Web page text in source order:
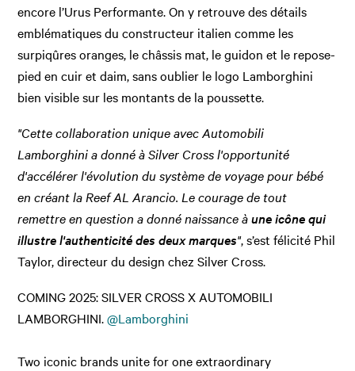
encore l’Urus Performante. On y retrouve des détails
emblématiques du constructeur italien comme les
surpiqûres oranges, le châssis mat, le guidon et le repose-
pied en cuir et daim, sans oublier le logo Lamborghini
bien visible sur les montants de la poussette.
"Cette collaboration unique avec Automobili
Lamborghini a donné à Silver Cross l'opportunité
d'accélérer l'évolution du système de voyage pour bébé
en créant la Reef AL Arancio. Le courage de tout
remettre en question a donné naissance àune icône qui
illustre l'authenticité des deux marques", s’est félicité Phil
Taylor, directeur du design chez Silver Cross.
COMING 2025: SILVER CROSS X AUTOMOBILI
LAMBORGHINI.@Lamborghini
Two iconic brands unite for one extraordinary